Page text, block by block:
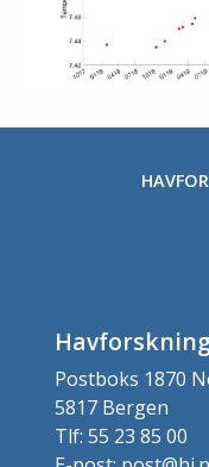
Postboks 1870
5817 Bergen
Tlf: 55 23 85 00